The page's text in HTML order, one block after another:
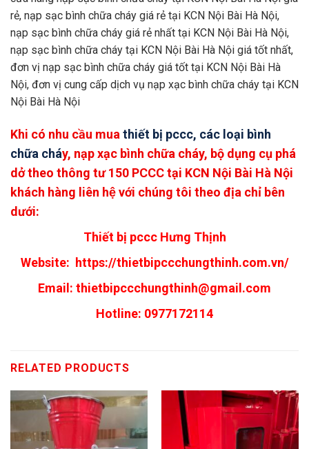
rẻ, nạp sạc bình chữa cháy giá rẻ tại KCN Nội Bài Hà Nội,
nạp sạc bình chữa cháy giá rẻ nhất tại KCN Nội Bài Hà Nội,
nạp sạc bình chữa cháy tại KCN Nội Bài Hà Nội giá tốt nhất,
đơn vị nạp sạc bình chữa cháy giá tốt tại KCN Nội Bài Hà
Nội, đơn vị cung cấp dịch vụ nạp xạc bình chữa cháy tại KCN
Nội Bài Hà Nội
Khi có nhu cầu mua thiết bị pccc, các loại bình
chữa cháy, nạp xạc bình chữa cháy, bộ dụng cụ phá
dở theo thông tư 150 PCCC tại KCN Nội Bài Hà Nội
khách hàng liên hệ với chúng tôi theo địa chỉ bên
dưới:
Thiết bị pccc Hưng Thịnh
Website: https://thietbipccchungthinh.com.vn/
Email: thietbipccchungthinh@gmail.com
Hotline: 0977172114
RELATED PRODUCTS